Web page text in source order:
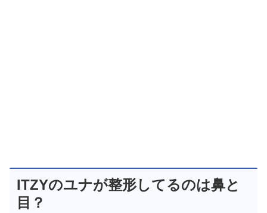
ITZYのユナが整形してるのは鼻と
目？